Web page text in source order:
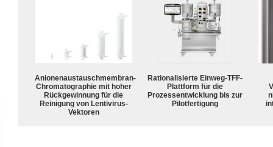
Anionenaustauschmembran-
Chromatographie mit hoher
Rückgewinnung für die
Reinigung von Lentivirus-
Vektoren
Rationalisierte Einweg-TFF-
Plattform für die
Prozessentwicklung bis zur
Pilotfertigung